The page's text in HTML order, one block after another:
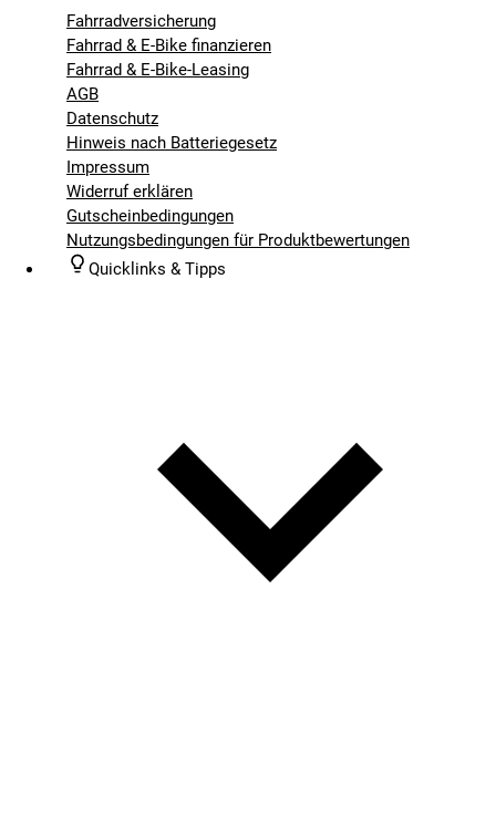
Fahrradversicherung
Fahrrad & E-Bike finanzieren
Fahrrad & E-Bike-Leasing
AGB
Datenschutz
Hinweis nach Batteriegesetz
Impressum
Widerruf erklären
Gutscheinbedingungen
Nutzungsbedingungen für Produktbewertungen
Quicklinks & Tipps